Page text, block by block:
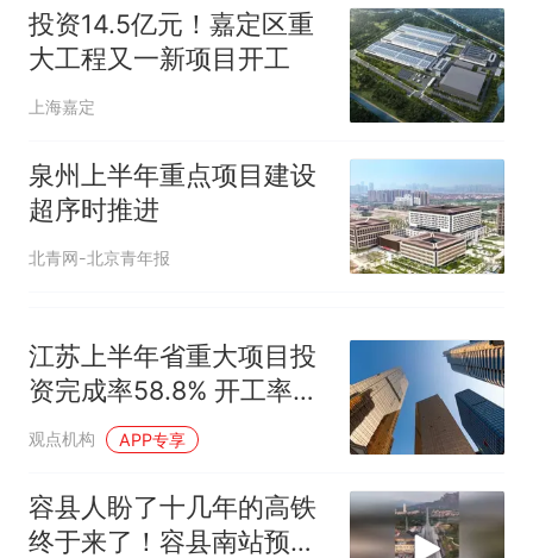
人生
投资14.5亿元！嘉定区重
大工程又一新项目开工
上海嘉定
泉州上半年重点项目建设
超序时推进
北青网-北京青年报
江苏上半年省重大项目投
资完成率58.8% 开工率
82.5%
观点机构 APP专享
容县人盼了十几年的高铁
终于来了！容县南站预计